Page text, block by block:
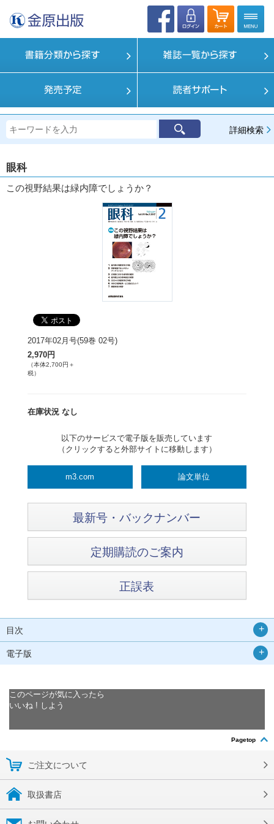
詳細検索
眼科
この視野結果は緑内障でしょうか？
2017年02月号(59巻 02号)
2,970円
（本体2,700円＋
税）
在庫状況 なし
以下のサービスで電子版を販売しています
（クリックすると外部サイトに移動します）
m3.com 論文単位
最新号・バックナンバー
定期購読のご案内
正誤表
目次
電子版
このページが気に入ったら
いいね ! しよう
Pagetop
ご注文について
取扱書店